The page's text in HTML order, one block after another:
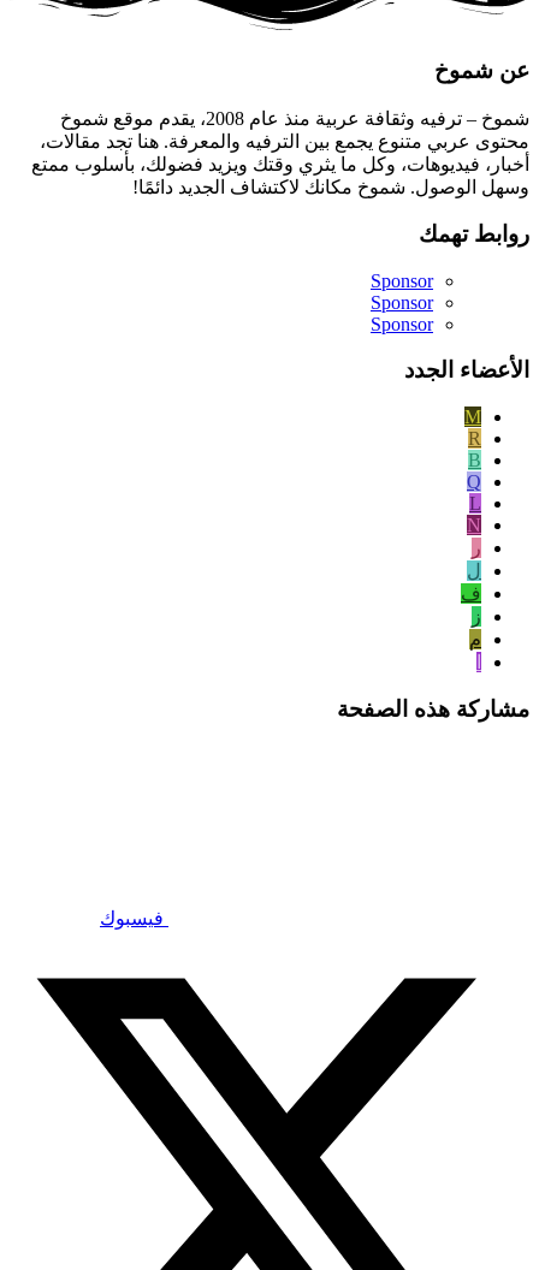
عن شموخ
شموخ – ترفيه وثقافة عربية منذ عام 2008، يقدم موقع شموخ
محتوى عربي متنوع يجمع بين الترفيه والمعرفة. هنا تجد مقالات،
أخبار، فيديوهات، وكل ما يثري وقتك ويزيد فضولك، بأسلوب ممتع
وسهل الوصول. شموخ مكانك لاكتشاف الجديد دائمًا!
روابط تهمك
Sponsor
Sponsor
Sponsor
الأعضاء الجدد
M
R
B
Q
L
N
ر
ل
ف
ز
م
مشاركة هذه الصفحة
فيسبوك